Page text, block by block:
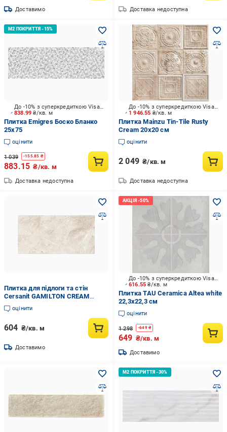
Доставимо Доставка недоступна
838.99₴/кв. м
До -10% з суперкредиткою Visa Вигода
Плитка Emigres Боско Бланко
25х75
оцінити
1 039 -155.85 ₴
883.15 ₴/кв. м
Доставка недоступна
1 946.55 ₴/кв. м
До -10% з суперкредиткою Visa Вигода
Плитка Mainzu Tin-Tile Rusty
Cream 20x20 см
оцінити
2 049 ₴/кв. м
Доставка недоступна
Плитка для підлоги та стін
Cersanit GAMILTON CREAM
30x60 см (23643827)
оцінити
604 ₴/кв. м
Доставимо
616.55₴/кв. м
До -10% з суперкредиткою Visa Вигода
Плитка TAU Ceramica Altea white
22,3x22,3 см
оцінити
1 298 -649₴
649 ₴/кв. м
Доставимо